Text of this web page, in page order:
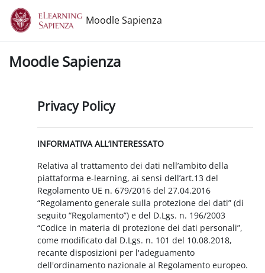
Vai al contenuto principale
Moodle Sapienza
Moodle Sapienza
Privacy Policy
INFORMATIVA ALL’INTERESSATO
Relativa al trattamento dei dati nell’ambito della
piattaforma e-learning, ai sensi dell’art.13 del
Regolamento UE n. 679/2016 del 27.04.2016
“Regolamento generale sulla protezione dei dati” (di
seguito “Regolamento”) e del D.Lgs. n. 196/2003
“Codice in materia di protezione dei dati personali”,
come modificato dal D.Lgs. n. 101 del 10.08.2018,
recante disposizioni per l'adeguamento
dell'ordinamento nazionale al Regolamento europeo.